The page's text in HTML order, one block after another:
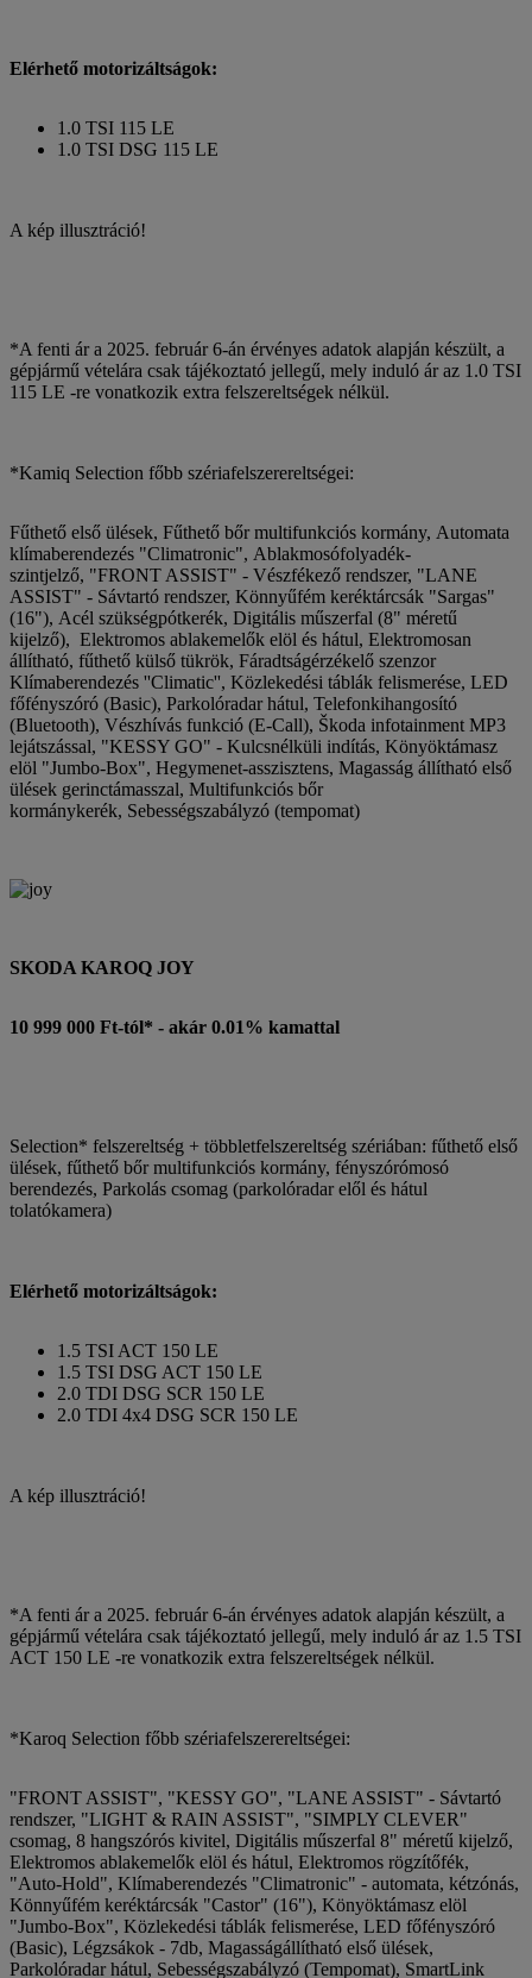
Elérhető motorizáltságok:
1.0 TSI 115 LE
1.0 TSI DSG 115 LE
A kép illusztráció!
*A fenti ár a 2025. február 6-án érvényes adatok alapján készült, a
gépjármű vételára csak tájékoztató jellegű, mely induló ár az 1.0 TSI
115 LE -re vonatkozik extra felszereltségek nélkül.
*Kamiq Selection főbb szériafelszerereltségei:
Fűthető első ülések, Fűthető bőr multifunkciós kormány, Automata
klímaberendezés "Climatronic", Ablakmosófolyadék-
szintjelző, "FRONT ASSIST" - Vészfékező rendszer, "LANE
ASSIST" - Sávtartó rendszer, Könnyűfém keréktárcsák "Sargas"
(16"), Acél szükségpótkerék, Digitális műszerfal (8" méretű
kijelző), Elektromos ablakemelők elöl és hátul, Elektromosan
állítható, fűthető külső tükrök, Fáradtságérzékelő szenzor
Klímaberendezés ''Climatic'', Közlekedési táblák felismerése, LED
főfényszóró (Basic), Parkolóradar hátul, Telefonkihangosító
(Bluetooth), Vészhívás funkció (E-Call), Škoda infotainment MP3
lejátszással, "KESSY GO" - Kulcsnélküli indítás, Könyöktámasz
elöl "Jumbo-Box", Hegymenet-asszisztens, Magasság állítható első
ülések gerinctámasszal, Multifunkciós bőr
kormánykerék, Sebességszabályzó (tempomat)
SKODA KAROQ JOY
10 999 000 Ft-tól* - akár 0.01% kamattal
Selection* felszereltség + többletfelszereltség szériában: fűthető első
ülések, fűthető bőr multifunkciós kormány, fényszórómosó
berendezés, Parkolás csomag (parkolóradar elől és hátul
tolatókamera)
Elérhető motorizáltságok:
1.5 TSI ACT 150 LE
1.5 TSI DSG ACT 150 LE
2.0 TDI DSG SCR 150 LE
2.0 TDI 4x4 DSG SCR 150 LE
A kép illusztráció!
*A fenti ár a 2025. február 6-án érvényes adatok alapján készült, a
gépjármű vételára csak tájékoztató jellegű, mely induló ár az 1.5 TSI
ACT 150 LE -re vonatkozik extra felszereltségek nélkül.
*Karoq Selection főbb szériafelszerereltségei:
"FRONT ASSIST", "KESSY GO", "LANE ASSIST" - Sávtartó
rendszer, "LIGHT & RAIN ASSIST", "SIMPLY CLEVER"
csomag, 8 hangszórós kivitel, Digitális műszerfal 8" méretű kijelző,
Elektromos ablakemelők elöl és hátul, Elektromos rögzítőfék,
"Auto-Hold", Klímaberendezés "Climatronic" - automata, kétzónás,
Könnyűfém keréktárcsák "Castor" (16"), Könyöktámasz elöl
"Jumbo-Box", Közlekedési táblák felismerése, LED főfényszóró
(Basic), Légzsákok - 7db, Magasságállítható első ülések,
Parkolóradar hátul, Sebességszabályzó (Tempomat), SmartLink